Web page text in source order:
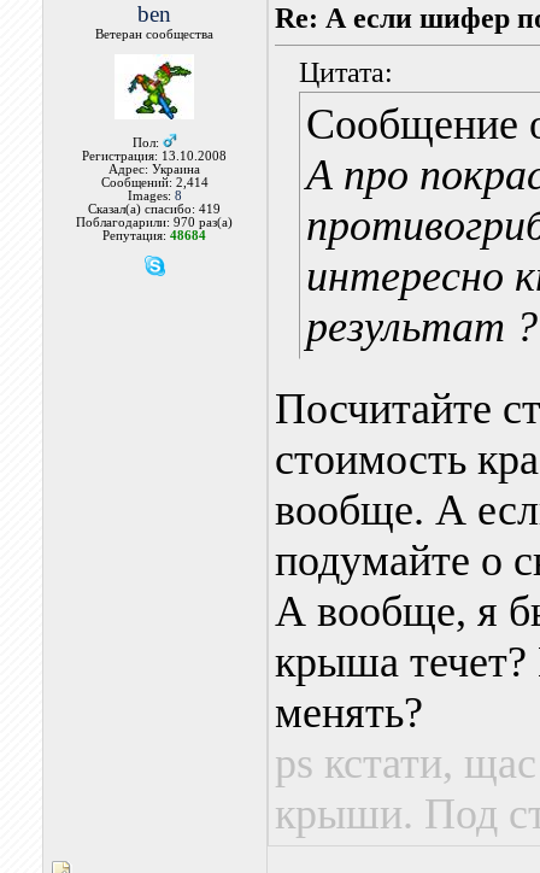
ben
Ветеран сообщества
Пол:
Регистрация: 13.10.2008
Адрес: Украина
Сообщений: 2,414
Images: 8
Сказал(а) спасибо: 419
Поблагодарили: 970 раз(а)
Репутация:48684
Re: А если шифер
Цитата:
Сообщение
А про
интересно
результат
Посчитайте
стоимость
вообще. А
подумайте о
А вообще, я
крыша
менять?
ps кстати,
крыши. Под